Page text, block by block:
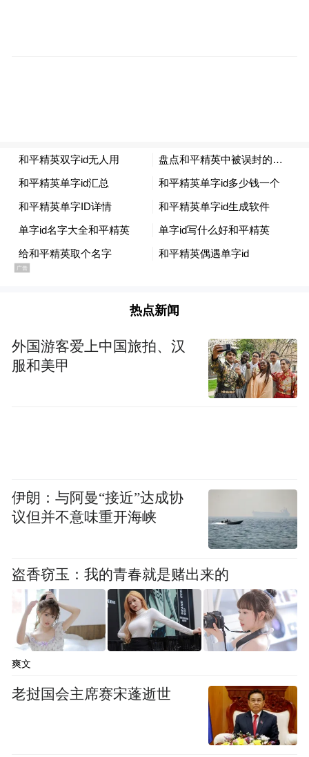
热点新闻
外国游客爱上中国旅拍、汉
服和美甲
伊朗：与阿曼“接近”达成协
议但并不意味重开海峡
盗香窃玉：我的青春就是赌出来的
爽文
老挝国会主席赛宋蓬逝世